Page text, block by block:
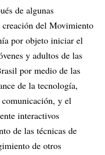
de algunas
creación del Movimiento
por objeto iniciar el
y adultos de las
por medio de las
de la tecnología,
y el
interactivos
de las técnicas de
de otros